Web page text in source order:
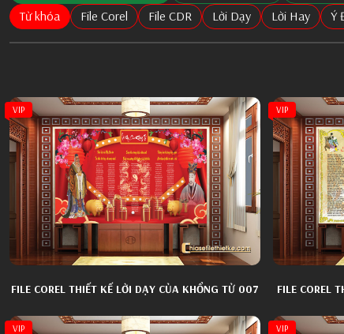
Từ khóa
File Corel File CDR Lời Dạy Lời Hay Ý
VIP
FILE COREL THIẾT KẾ LỜI DẠY CỦA KHỔNG TỬ 007
VIP
FILE COREL
VIP VIP